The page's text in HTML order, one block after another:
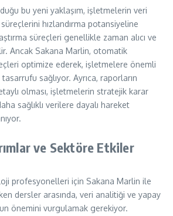
bu yeni yaklaşım, işletmelerin veri
hızlandırma potansiyeline
süreçleri genellikle zaman alıcı ve
Ancak Sakana Marlin, otomatik
optimize ederek, işletmelere önemli
sağlıyor. Ayrıca, raporların
olması, işletmelerin stratejik karar
sağlıklı verilere dayalı hareket
ve Sektöre Etkiler
profesyonelleri için Sakana Marlin ile
dersler arasında, veri analitiği ve yapay
önemini vurgulamak gerekiyor.